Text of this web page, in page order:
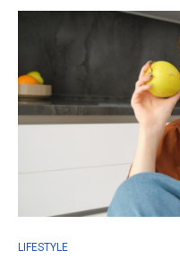
LIFESTYLE